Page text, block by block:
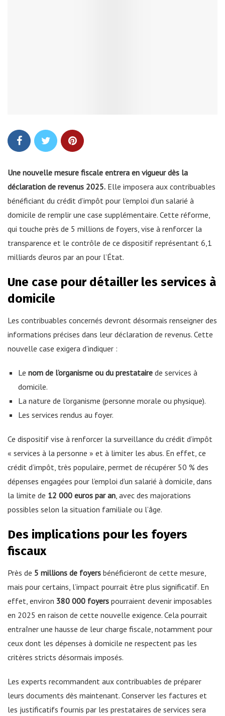
Une nouvelle mesure fiscale entrera en vigueur dès la
déclaration de revenus 2025. Elle imposera aux contribuables
bénéficiant du crédit d’impôt pour l’emploi d’un salarié à
domicile de remplir une case supplémentaire. Cette réforme,
qui touche près de 5 millions de foyers, vise à renforcer la
transparence et le contrôle de ce dispositif représentant 6,1
milliards d’euros par an pour l’État.
Une case pour détailler les services à
domicile
Les contribuables concernés devront désormais renseigner des
informations précises dans leur déclaration de revenus. Cette
nouvelle case exigera d’indiquer :
Le nom de l’organisme ou du prestatairede services à
domicile.
La nature de l’organisme (personne morale ou physique).
Les services rendus au foyer.
Ce dispositif vise à renforcer la surveillance du crédit d’impôt
« services à la personne » et à limiter les abus. En effet, ce
crédit d’impôt, très populaire, permet de récupérer 50 % des
dépenses engagées pour l’emploi d’un salarié à domicile, dans
la limite de 12 000 euros par an, avec des majorations
possibles selon la situation familiale ou l’âge.
Des implications pour les foyers
fiscaux
Près de 5 millions de foyers bénéficieront de cette mesure,
mais pour certains, l’impact pourrait être plus significatif. En
effet, environ 380 000 foyers pourraient devenir imposables
en 2025 en raison de cette nouvelle exigence. Cela pourrait
entraîner une hausse de leur charge fiscale, notamment pour
ceux dont les dépenses à domicile ne respectent pas les
critères stricts désormais imposés.
Les experts recommandent aux contribuables de préparer
leurs documents dès maintenant. Conserver les factures et
les justificatifs fournis par les prestataires de services sera